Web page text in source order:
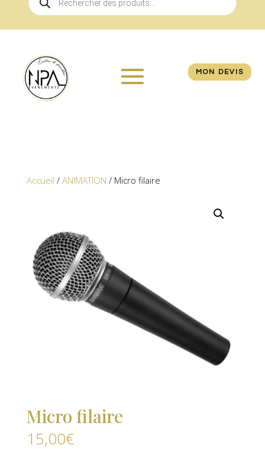
de
produits
MON DEVIS
Accueil / ANIMATION / Micro filaire
Micro filaire
15,00€